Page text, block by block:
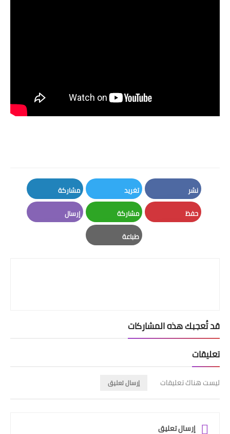
نشر
Facebook
تغريد
Twitter
مشاركة
LinkedIn
حفظ مشاركة
Whatsapp
إرسال
طباعة
قد تُعجبك هذه المشاركات
تعليقات
ليست هناك تعليقات إرسال تعليق
إرسال تعليق